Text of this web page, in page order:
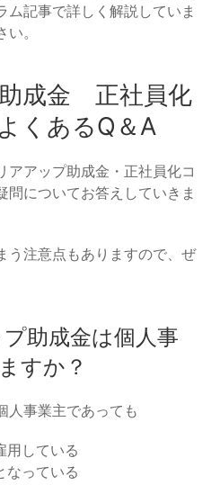
記事で詳しく解説していま
。
成金 正社員化
くあるQ＆A
アアップ助成金・正社員化コ
問についてお答えしていきま
う注意点もありますので、ぜ
助成金は個人事
すか？
人事業主であっても
用している
なっている